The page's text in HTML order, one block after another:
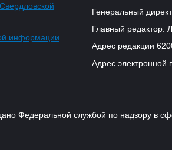
информации
Генеральный
Главный редактор:
Адрес редакции
Адрес электронной
Федеральной службой по надзору в